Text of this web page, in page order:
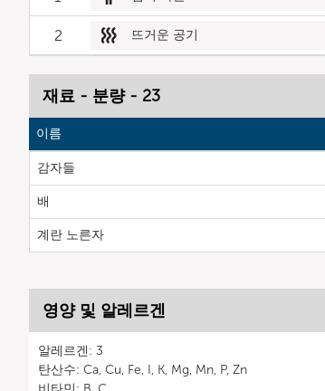
2 뜨거운 공기
재료 - 분량 - 23
이름
감자들
배
계란 노른자
영양 및 알레르겐
알레르겐: 3
탄산수: Ca, Cu, Fe, I, K, Mg, Mn, P, Zn